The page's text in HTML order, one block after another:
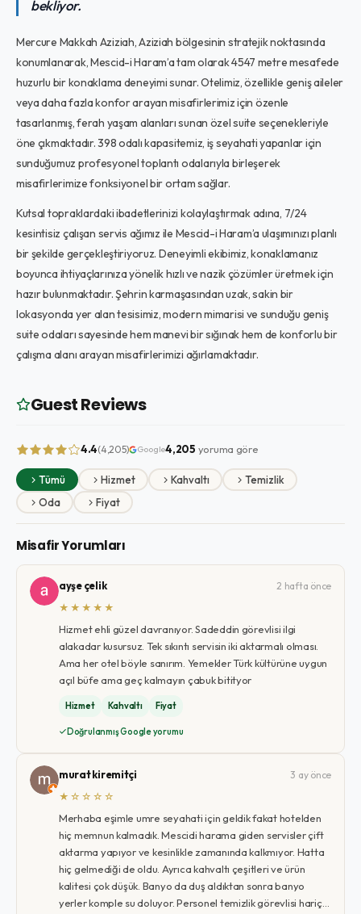
bekliyor.
Mercure Makkah Aziziah, Aziziah bölgesinin stratejik noktasında
konumlanarak, Mescid-i Haram’a tam olarak 4547 metre mesafede
huzurlu bir konaklama deneyimi sunar. Otelimiz, özellikle geniş aileler
veya daha fazla konfor arayan misafirlerimiz için özenle
tasarlanmış, ferah yaşam alanları sunan özel suite seçenekleriyle
öne çıkmaktadır. 398 odalı kapasitemiz, iş seyahati yapanlar için
sunduğumuz profesyonel toplantı odalarıyla birleşerek
misafirlerimize fonksiyonel bir ortam sağlar.
Kutsal topraklardaki ibadetlerinizi kolaylaştırmak adına, 7/24
kesintisiz çalışan servis ağımız ile Mescid-i Haram’a ulaşımınızı planlı
bir şekilde gerçekleştiriyoruz. Deneyimli ekibimiz, konaklamanız
boyunca ihtiyaçlarınıza yönelik hızlı ve nazik çözümler üretmek için
hazır bulunmaktadır. Şehrin karmaşasından uzak, sakin bir
lokasyonda yer alan tesisimiz, modern mimarisi ve sunduğu geniş
suite odaları sayesinde hem manevi bir sığınak hem de konforlu bir
çalışma alanı arayan misafirlerimizi ağırlamaktadır.
Guest Reviews
4.4(4,205) Google4,205 yoruma göre
Tümü Hizmet Kahvaltı
Temizlik
Oda
Fiyat
Misafir Yorumları
ayşe çelik
2 hafta önce
★★★★★
Hizmet ehli güzel davranıyor. Sadeddin görevlisi ilgi
alakadar kusursuz. Tek sıkıntı servisin iki aktarmalı olması.
Ama her otel böyle sanırım. Yemekler Türk kültürüne uygun
açıl büfe ama geç kalmayın çabuk bitityor
Hizmet Kahvaltı Fiyat
Doğrulanmış Google yorumu
murat kiremitçi
3 ay önce
★☆☆☆☆
Merhaba eşimle umre seyahati için geldik fakat hotelden
hiç memnun kalmadık. Mescidi harama giden servisler çift
aktarma yapıyor ve kesinlikle zamanında kalkmıyor. Hatta
hiç gelmediği de oldu. Ayrıca kahvaltı çeşitleri ve ürün
kalitesi çok düşük. Banyo da duş aldıktan sonra banyo
yerler komple su doluyor. Personel temizlik görevlisi hariç…